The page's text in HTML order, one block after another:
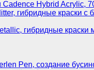
Cadence Hybrid Acrylic,
гибридные краски с
гибридные краски
Pen, создание